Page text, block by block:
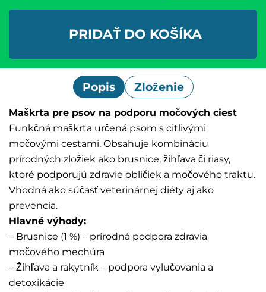
PRIDAŤ DO KOŠÍKA
Popis Zloženie
Maškrta pre psov na podporu močových ciest
Funkčná maškrta určená psom s citlivými
močovými cestami. Obsahuje kombináciu
prírodných zložiek ako brusnice, žihľava či riasy,
ktoré podporujú zdravie obličiek a močového traktu.
Vhodná ako súčasť veterinárnej diéty aj ako
prevencia.
Hlavné výhody:
– Brusnice (1 %) – prírodná podpora zdravia
močového mechúra
– Žihľava a rakytník – podpora vylučovania a
detoxikácie